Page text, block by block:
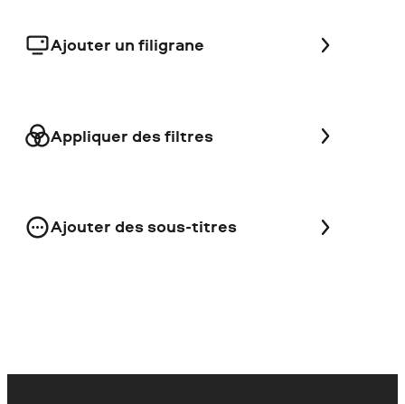
Ajouter un filigrane
Appliquer des filtres
Ajouter des sous-titres